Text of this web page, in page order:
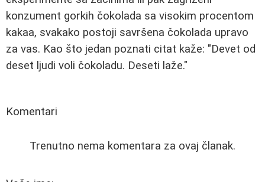
konzument gorkih čokolada sa visokim procentom
kakaa, svakako postoji savršena čokolada upravo
za vas. Kao što jedan poznati citat kaže: "Devet od
deset ljudi voli čokoladu. Deseti laže."
Komentari
Trenutno nema komentara za ovaj članak.